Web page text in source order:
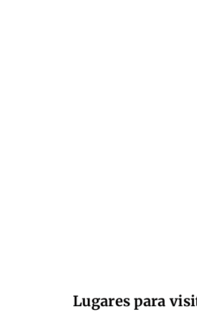
Lugares para